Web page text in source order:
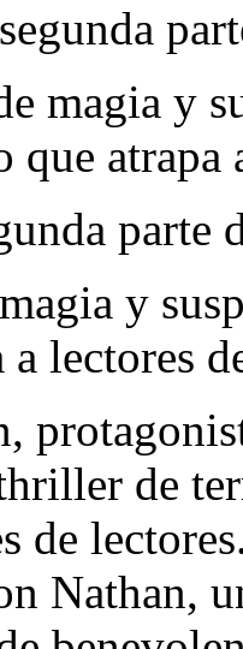
magia y
que atrapa
parte
y
lectores
de
de
Nathan,